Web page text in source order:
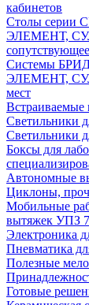
кабинетов
Столы серии
ЭЛЕМЕНТ,
Системы
ЭЛЕМЕНТ, СУЛ
мест
Встраиваемые
Светильники
Светильники
Боксы для
Автономные
Циклоны,
Мобильные
вытяжек УПЗ
Электроника
Пневматика
Полезные
Готовые